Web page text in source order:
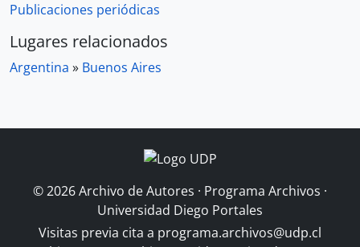
Publicaciones periódicas
Lugares relacionados
Argentina » Buenos Aires
© 2026 Archivo de Autores · Programa Archivos ·
Universidad Diego Portales
Visitas previa cita a programa.archivos@udp.cl